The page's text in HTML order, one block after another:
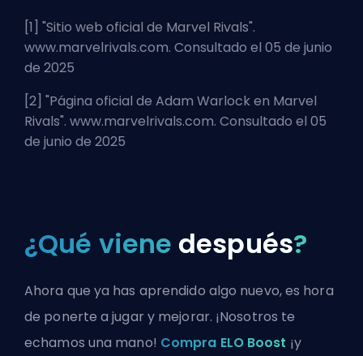
[1] "Sitio web oficial de Marvel Rivals".
www.marvelrivals.com. Consultado el 05 de junio
de 2025
[2] "Página oficial de Adam Warlock en Marvel
Rivals". www.marvelrivals.com. Consultado el 05
de junio de 2025
¿Qué viene después?
Ahora que ya has aprendido algo nuevo, es hora
de ponerte a jugar y mejorar. ¡Nosotros te
echamos una mano! Compra ELO Boost ¡y